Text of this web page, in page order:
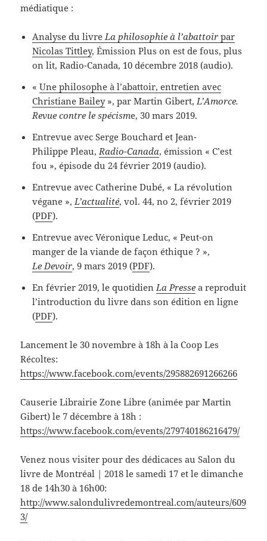
médiatique :
Analyse du livre La philosophie à l’abattoir par
Nicolas Tittley, Émission Plus on est de fous, plus
on lit, Radio-Canada, 10 décembre 2018 (audio).
«Une philosophe à l’abattoir, entretien avec
Christiane Bailey», par Martin Gibert, L’Amorce.
Revue contre le spécisme, 30 mars 2019.
Entrevue avec Serge Bouchard et Jean-
Philippe Pleau, Radio-Canada, émission « C’est
fou », épisode du 24 février 2019 (audio).
Entrevue avec Catherine Dubé, « La révolution
végane », L’actualité, vol. 44, no 2, février 2019
(PDF).
Entrevue avec Véronique Leduc, « Peut-on
manger de la viande de façon éthique ? »,
Le Devoir, 9 mars 2019 (PDF).
En février 2019, le quotidien La Presse a reproduit
l’introduction du livre dans son édition en ligne
(PDF).
Lancement le 30 novembre à 18h à la Coop Les
Récoltes:
https://www.facebook.com/events/295882691266266
Causerie Librairie Zone Libre (animée par Martin
Gibert) le 7 décembre à 18h :
https://www.facebook.com/events/279740186216479/
Venez nous visiter pour des dédicaces au Salon du
livre de Montréal | 2018 le samedi 17 et le dimanche
18 de 14h30 à 16h00:
http://www.salondulivredemontreal.com/auteurs/609
3/